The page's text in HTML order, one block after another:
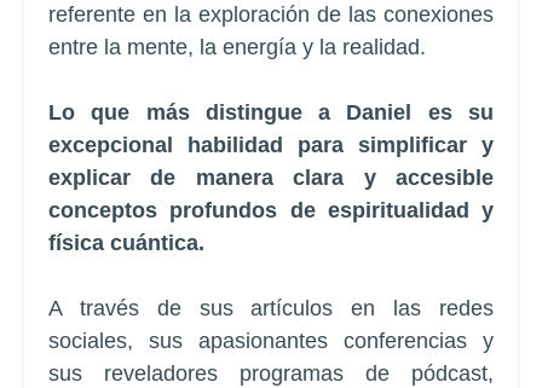
referente en la exploración de las conexiones
entre la mente, la energía y la realidad.
Lo que más distingue a Daniel es su
excepcional habilidad para simplificar y
explicar de manera clara y accesible
conceptos profundos de espiritualidad y
física cuántica.
A través de sus artículos en las redes
sociales, sus apasionantes conferencias y
sus reveladores programas de pódcast,